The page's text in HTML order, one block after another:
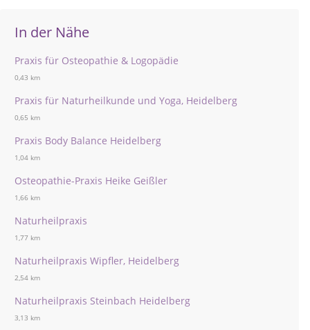
In der Nähe
Praxis für Osteopathie & Logopädie
0,43 km
Praxis für Naturheilkunde und Yoga, Heidelberg
0,65 km
Praxis Body Balance Heidelberg
1,04 km
Osteopathie-Praxis Heike Geißler
1,66 km
Naturheilpraxis
1,77 km
Naturheilpraxis Wipfler, Heidelberg
2,54 km
Naturheilpraxis Steinbach Heidelberg
3,13 km